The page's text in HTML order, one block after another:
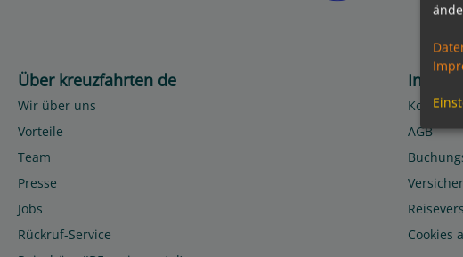
Über kreuzfahrten de
Wir über uns
Vorteile
Team
Presse
Jobs
Rückruf-Service
Kontakt
AGB
Cookies